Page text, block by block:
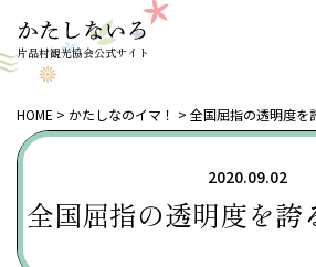
片品村観光協会公式サイト
HOME かたしなのイマ！ 全国屈指の透明度を
2020.09.02
全国屈指の透明度を